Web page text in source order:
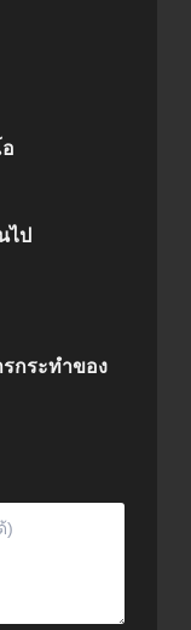
ไป
กระทำของ